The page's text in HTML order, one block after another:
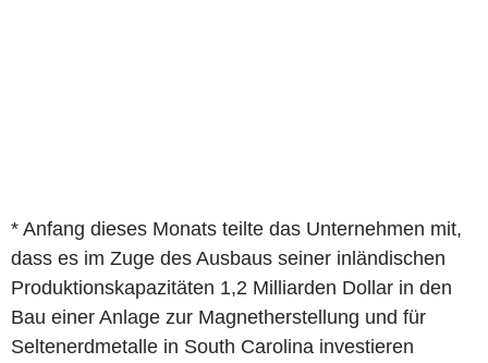
* Anfang dieses Monats teilte das Unternehmen mit,
dass es im Zuge des Ausbaus seiner inländischen
Produktionskapazitäten 1,2 Milliarden Dollar in den
Bau einer Anlage zur Magnetherstellung und für
Seltenerdmetalle in South Carolina investieren